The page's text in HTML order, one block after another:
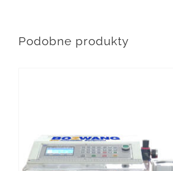
Podobne produkty